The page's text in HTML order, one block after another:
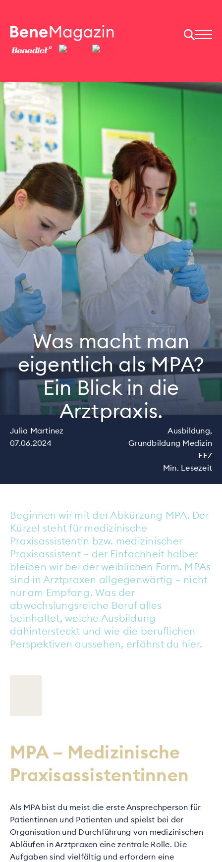
Was macht man
eigentlich als MPA?
Ein Blick in die
Arztpraxis.
Julia Martinez
07.06.2024
Ausbildung,
Grundbildung Medizin
EFZ
Min. Lesezeit
Beginnen wir mit der Abkürzung MPA. Der
Kürzel steht für medizinische
Praxisassistentin bzw. medizinischer
Praxisassistent – der Einfachheit halber
bleiben wir bei der weiblichen Form. MPAs
sind in Arztpraxen allgegenwärtig – nicht
nur am Empfang. Was der
abwechslungsreiche Beruf alles
beinhaltet, welche Ausbildung
dahintersteckt und wie die beruflichen
Perspektiven aussehen, erfährst du hier.
MPA – Medizinische
Praxisassistentinnen
Als MPA bist du meist die erste Ansprechperson für
Patientinnen und Patienten und spielst bei der
Organisation und Durchführung von medizinischen
Abläufen in Arztpraxen eine zentrale Rolle. Die
Aufgaben sind vielfältig und erfordern eine